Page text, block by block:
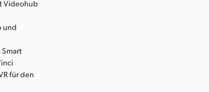
Videohub
und
für den